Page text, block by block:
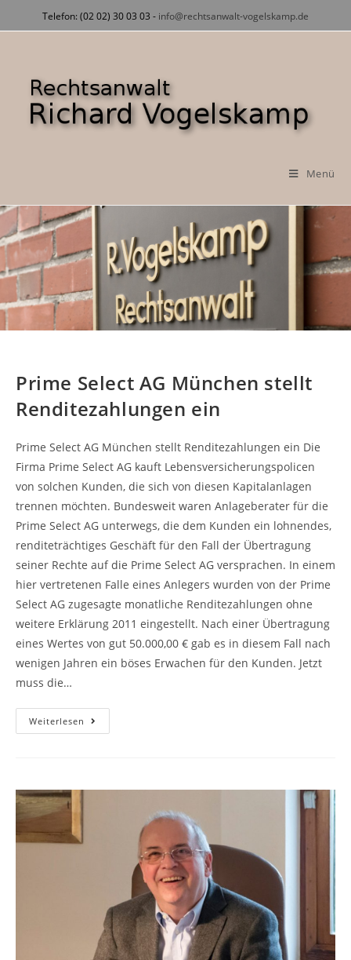
Inhalt
Telefon: (02 02) 30 03 03 - info@rechtsanwalt-vogelskamp.de
Menü
Prime Select AG München stellt
Renditezahlungen ein
Prime Select AG München stellt Renditezahlungen ein Die
Firma Prime Select AG kauft Lebensversicherungspolicen
von solchen Kunden, die sich von diesen Kapitalanlagen
trennen möchten. Bundesweit waren Anlageberater für die
Prime Select AG unterwegs, die dem Kunden ein lohnendes,
renditeträchtiges Geschäft für den Fall der Übertragung
seiner Rechte auf die Prime Select AG versprachen. In einem
hier vertretenen Falle eines Anlegers wurden von der Prime
Select AG zugesagte monatliche Renditezahlungen ohne
weitere Erklärung 2011 eingestellt. Nach einer Übertragung
eines Wertes von gut 50.000,00 € gab es in diesem Fall nach
wenigen Jahren ein böses Erwachen für den Kunden. Jetzt
muss die…
Weiterlesen Prime
Select
Ein